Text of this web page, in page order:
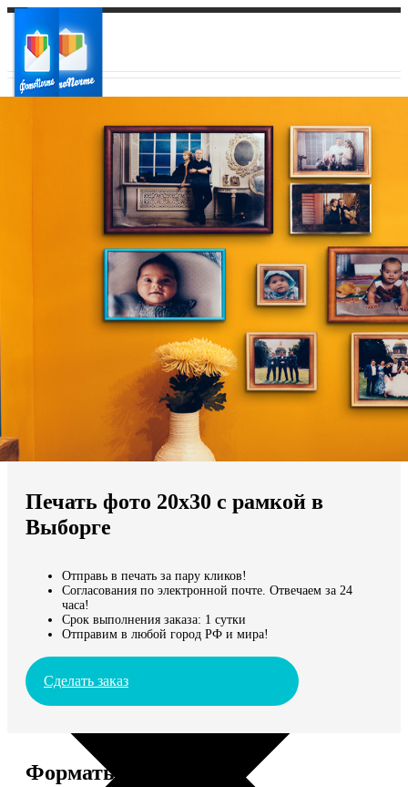
Ваш регион доставки
Выберите из списка:
Мы доставляем по всему миру
Продолжить без города
Печать фото 20х30 с рамкой в
Выборге
Отправь в печать за пару кликов!
Согласования по электронной почте. Отвечаем за 24
часа!
Срок выполнения заказа: 1 сутки
Отправим в любой город РФ и мира!
Сделать заказ
Форматы и цены